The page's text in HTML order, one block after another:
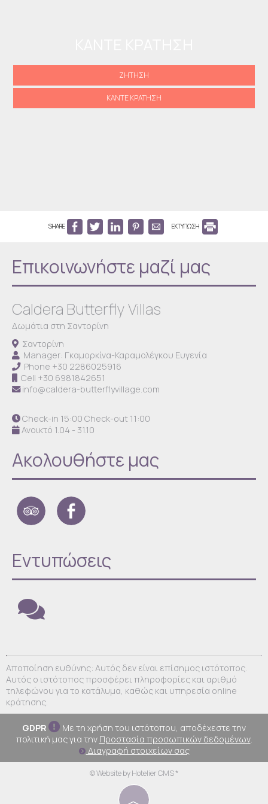
ΖΉΤΗΣΗ
ΚΆΝΤΕ ΚΡΆΤΗΣΗ
SHARE ΕΚΤΥΠΩΣΗ
Επικοινωνήστε μαζί μας
Caldera Butterfly Villas
Δωμάτια στη Σαντορίνη
Σαντορίνη
Manager: Γκαμορκίνα-Καραμολέγκου Ευγενία
Phone +30 2286025916
Cell +30 6981842651
info@caldera-butterflyvillage.com
Check-in 15:00 Check-out 11:00
Ανοικτό 1.04 - 31.10
Ακολουθήστε μας
Εντυπώσεις
Αποποίηση ευθύνης: Αυτός δεν είναι επίσημος ιστότοπος.
Αυτός ο ιστότοπος προσφέρει πληροφορίες και αριθμό
τηλεφώνου για το κατάλυμα, καθώς και υπηρεσία online
κράτησης.
GDPR
Με τη χρήση του ιστότοπου, αποδέχεστε την
πολιτική μας για την Προστασία προσωπικών δεδομένων.
Διαγραφή στοιχείων σας
© Website by Hotelier CMS *